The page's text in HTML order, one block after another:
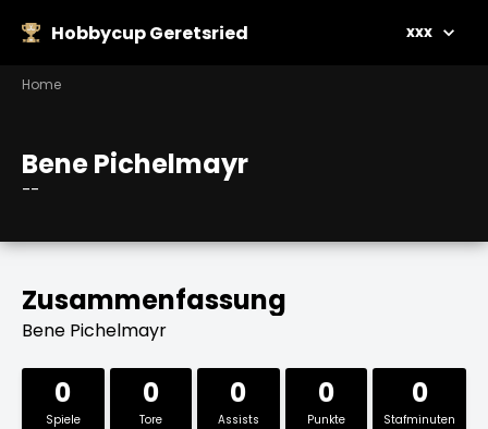
Hobbycup Geretsried xxx
Home
Bene Pichelmayr
--
Zusammenfassung
Bene Pichelmayr
0
Spiele
0
Tore
0
Assists
0
Punkte
0
Stafminuten